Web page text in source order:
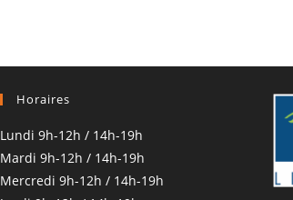
Horaires
Lundi 9h-12h / 14h-19h
Mardi 9h-12h / 14h-19h
Mercredi 9h-12h / 14h-19h